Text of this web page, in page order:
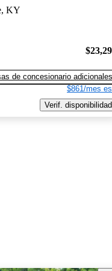
KY
de concesionario adicionales
$861/mes
Verif. disponibilidad